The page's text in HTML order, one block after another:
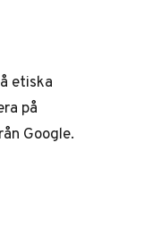
etiska
på
Google.